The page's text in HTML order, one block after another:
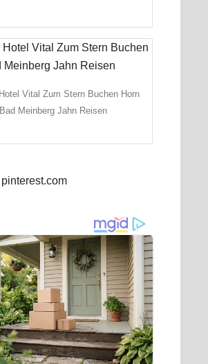
Vital Zum Stern Buchen Horn
Bad Meinberg Jahn Reisen